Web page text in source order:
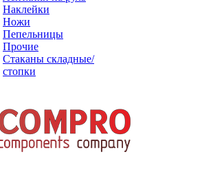
Наклейки
Ножи
Пепельницы
Прочие
Стаканы складные/
стопки